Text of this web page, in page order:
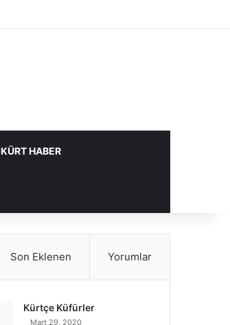
KÜRT HABER
Son Eklenen Yorumlar
Kürtçe Küfürler
Mart 29, 2020